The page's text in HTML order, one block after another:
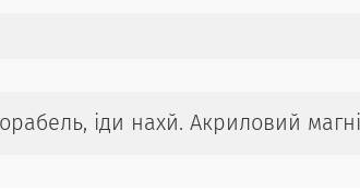
іди нахй. Акриловий